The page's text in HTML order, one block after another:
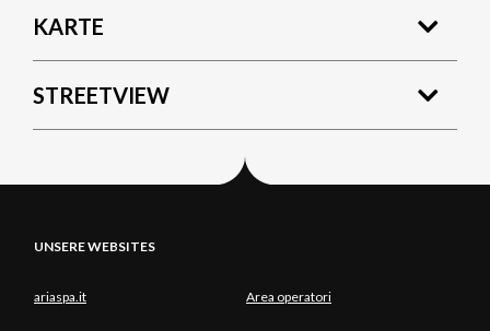
KARTE
STREETVIEW
UNSERE WEBSITES
ariaspa.it Area operatori